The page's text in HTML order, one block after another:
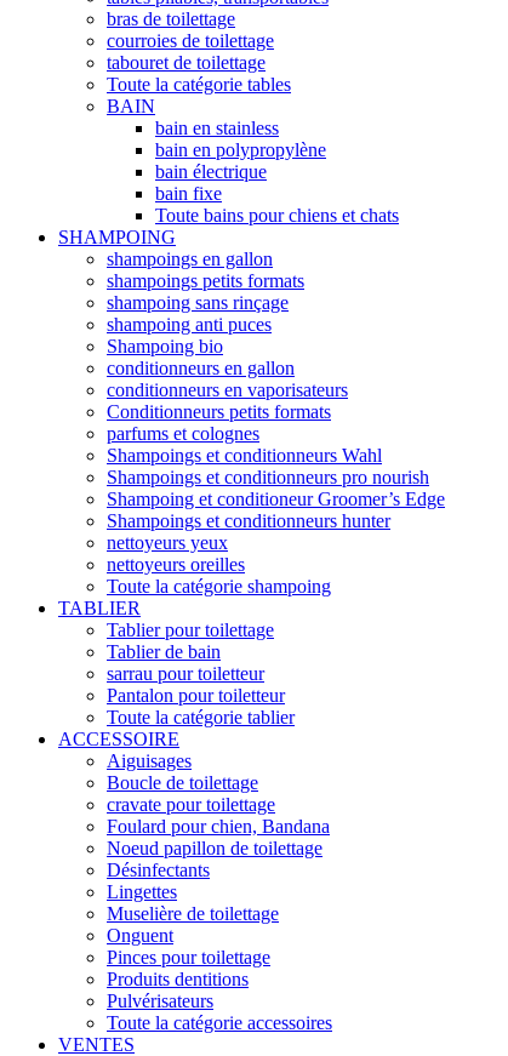
bras de toilettage
courroies de toilettage
tabouret de toilettage
Toute la catégorie tables
BAIN
bain en stainless
bain en polypropylène
bain électrique
bain fixe
Toute bains pour chiens et chats
SHAMPOING
shampoings en gallon
shampoings petits formats
shampoing sans rinçage
shampoing anti puces
Shampoing bio
conditionneurs en gallon
conditionneurs en vaporisateurs
Conditionneurs petits formats
parfums et colognes
Shampoings et conditionneurs Wahl
Shampoings et conditionneurs pro nourish
Shampoing et conditioneur Groomer’s Edge
Shampoings et conditionneurs hunter
nettoyeurs yeux
nettoyeurs oreilles
Toute la catégorie shampoing
TABLIER
Tablier pour toilettage
Tablier de bain
sarrau pour toiletteur
Pantalon pour toiletteur
Toute la catégorie tablier
ACCESSOIRE
Aiguisages
Boucle de toilettage
cravate pour toilettage
Foulard pour chien, Bandana
Noeud papillon de toilettage
Désinfectants
Lingettes
Muselière de toilettage
Onguent
Pinces pour toilettage
Produits dentitions
Pulvérisateurs
Toute la catégorie accessoires
VENTES